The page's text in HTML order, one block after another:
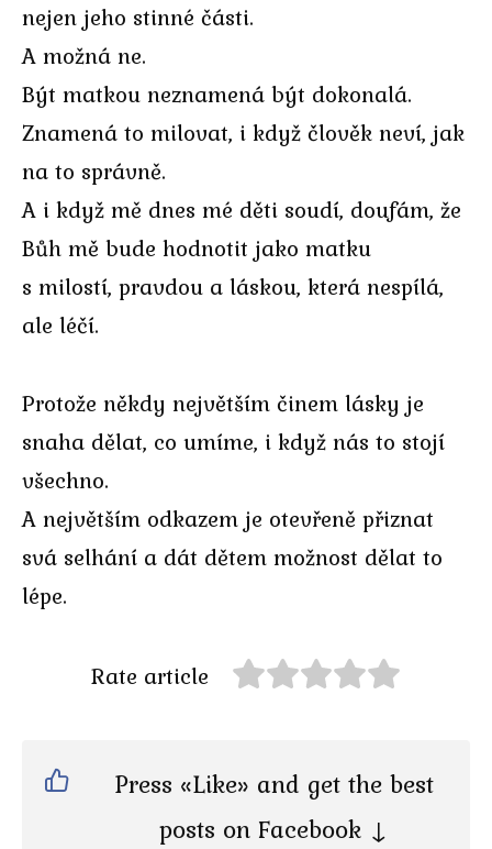
nejen jeho stinné části.
A možná ne.
Být matkou neznamená být dokonalá.
Znamená to milovat, i když člověk neví, jak
na to správně.
A i když mě dnes mé děti soudí, doufám, že
Bůh mě bude hodnotit jako matku
s milostí, pravdou a láskou, která nespílá,
ale léčí.
Protože někdy největším činem lásky je
snaha dělat, co umíme, i když nás to stojí
všechno.
A největším odkazem je otevřeně přiznat
svá selhání a dát dětem možnost dělat to
lépe.
Rate article
Press «Like» and get the best
posts on Facebook ↓